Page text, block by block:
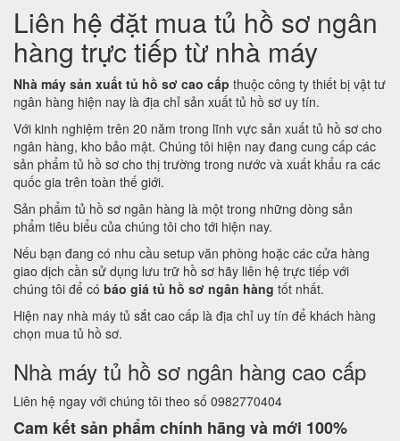
Liên hệ đặt mua tủ hồ sơ ngân
hàng trực tiếp từ nhà máy
Nhà máy sản xuất tủ hồ sơ cao cấp thuộc công ty thiết bị vật tư
ngân hàng hiện nay là địa chỉ sản xuất tủ hồ sơ uy tín.
Với kinh nghiệm trên 20 năm trong lĩnh vực sản xuất tủ hồ sơ cho
ngân hàng, kho bảo mật. Chúng tôi hiện nay đang cung cấp các
sản phẩm tủ hồ sơ cho thị trường trong nước và xuất khẩu ra các
quốc gia trên toàn thế giới.
Sản phẩm tủ hồ sơ ngân hàng là một trong những dòng sản
phẩm tiêu biểu của chúng tôi cho tới hiện nay.
Nếu bạn đang có nhu cầu setup văn phòng hoặc các cửa hàng
giao dịch cần sử dụng lưu trữ hồ sơ hãy liên hệ trực tiếp với
chúng tôi để có báo giá tủ hồ sơ ngân hàng tốt nhất.
Hiện nay nhà máy tủ sắt cao cấp là địa chỉ uy tín để khách hàng
chọn mua tủ hồ sơ.
Nhà máy tủ hồ sơ ngân hàng cao cấp
Liên hệ ngay với chúng tôi theo số 0982770404
Cam kếtsản phẩm chính hãng và mới 100%